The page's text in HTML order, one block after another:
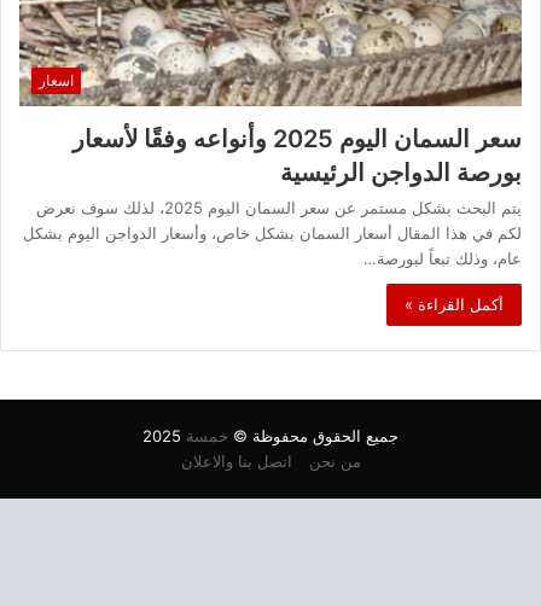
اسعار
سعر السمان اليوم 2025 وأنواعه وفقًا لأسعار
بورصة الدواجن الرئيسية
يتم البحث بشكل مستمر عن سعر السمان اليوم 2025، لذلك سوف نعرض
لكم في هذا المقال أسعار السمان بشكل خاص، وأسعار الدواجن اليوم بشكل
عام، وذلك تبعاً لبورصة…
أكمل القراءة »
جميع الحقوق محفوظة © خمسة
من نحن
اتصل بنا والاعلان